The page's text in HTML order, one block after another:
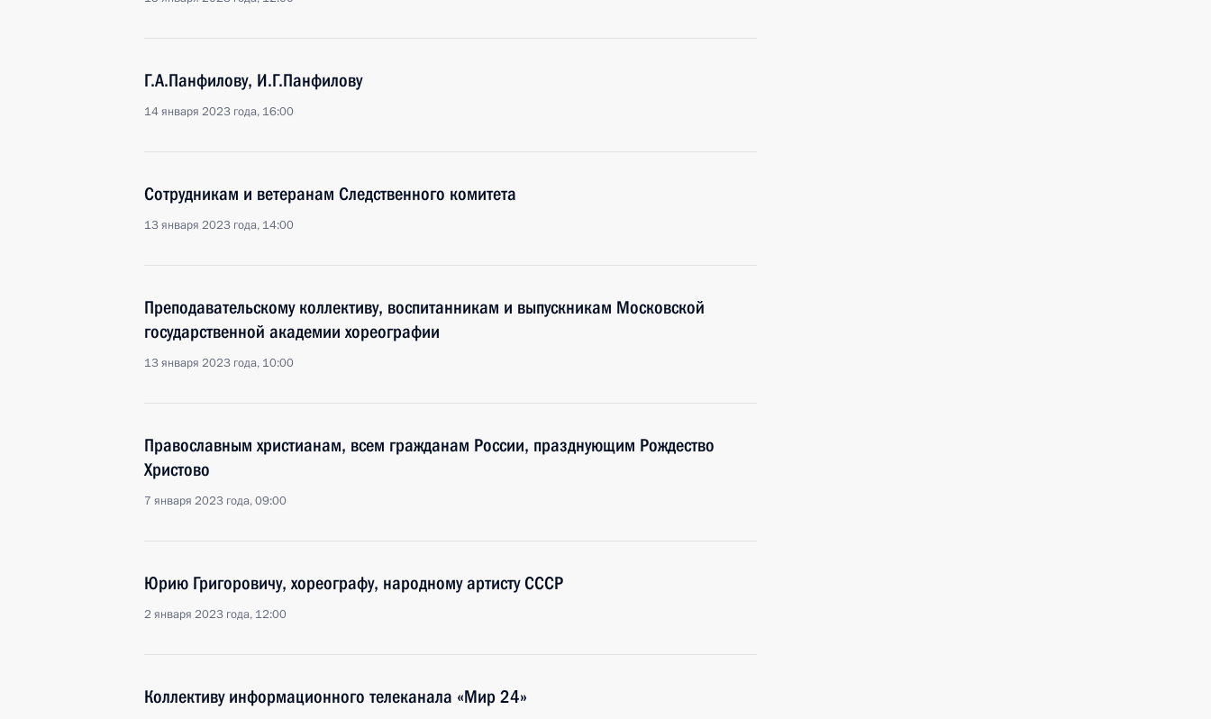
Г.А.Панфилову, И.Г.Панфилову
14 января 2023 года, 16:00
Сотрудникам и ветеранам Следственного комитета
13 января 2023 года, 14:00
Преподавательскому коллективу, воспитанникам и выпускникам Московской
государственной академии хореографии
13 января 2023 года, 10:00
Православным христианам, всем гражданам России, празднующим Рождество
Христово
7 января 2023 года, 09:00
Юрию Григоровичу, хореографу, народному артисту СССР
2 января 2023 года, 12:00
Коллективу информационного телеканала «Мир 24»